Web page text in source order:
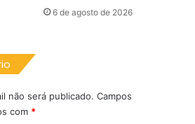
6 de agosto de 2026
não será publicado. Campos
com *